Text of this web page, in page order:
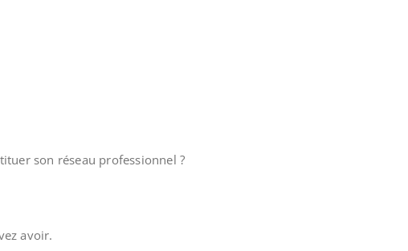
son réseau professionnel ?
avoir.